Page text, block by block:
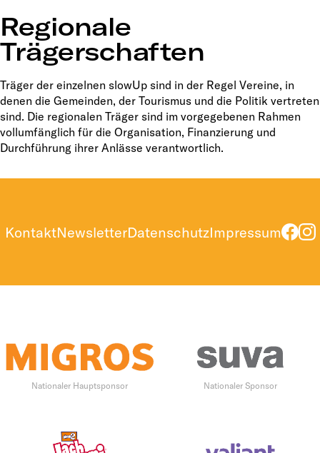
Regionale
Trägerschaften
Träger der einzelnen slowUp sind in der Regel Vereine, in
denen die Gemeinden, der Tourismus und die Politik vertreten
sind. Die regionalen Träger sind im vorgegebenen Rahmen
vollumfänglich für die Organisation, Finanzierung und
Durchführung ihrer Anlässe verantwortlich.
KontaktNewsletterDatenschutzImpressum
Nationaler Hauptsponsor Nationaler Sponsor